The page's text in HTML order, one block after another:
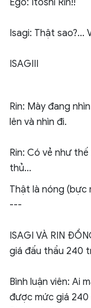
Isagi: Thật sao?...
ISAGIII
Rin: Mày đang
lên và nhìn đi.
Rin: Có vẻ như
thủ...
Thật là nóng (bực
---
ISAGI VÀ RIN
giá đấu thầu 240
Bình luận viên: Ai
được mức giá 240